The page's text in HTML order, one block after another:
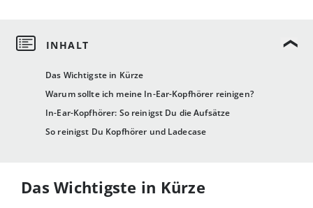
Das Wichtigste in Kürze
Warum sollte ich meine In-Ear-Kopfhörer reinigen?
In-Ear-Kopfhörer: So reinigst Du die Aufsätze
So reinigst Du Kopfhörer und Ladecase
Das Wichtigste in Kürze